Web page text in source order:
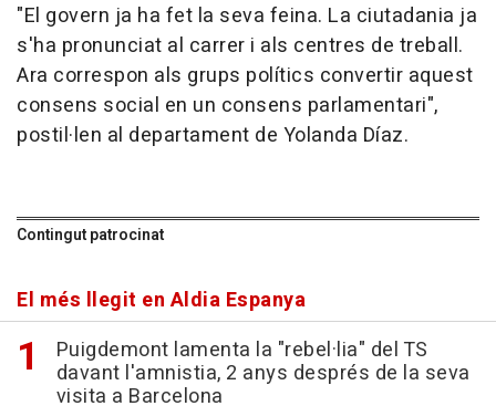
"El govern ja ha fet la seva feina. La ciutadania ja
s'ha pronunciat al carrer i als centres de treball.
Ara correspon als grups polítics convertir aquest
consens social en un consens parlamentari",
postil·len al departament de Yolanda Díaz.
Contingut patrocinat
El més llegit en Aldia Espanya
Puigdemont lamenta la "rebel·lia" del TS
davant l'amnistia, 2 anys després de la seva
visita a Barcelona